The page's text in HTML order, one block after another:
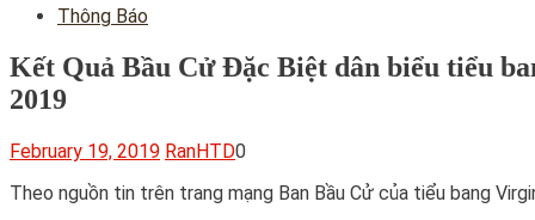
Thông Báo
Kết Quả Bầu Cử Đặc Biệt dân biểu tiểu
2019
February 19, 2019 RanHTD0
Theo nguồn tin trên trang mạng Ban Bầu Cử của tiểu bang